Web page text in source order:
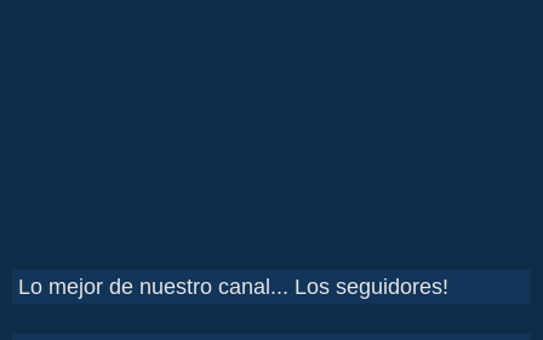
Lo mejor de nuestro canal... Los seguidores!